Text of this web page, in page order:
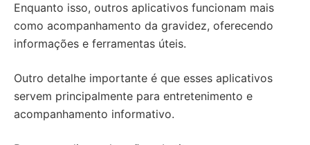
Enquanto isso, outros aplicativos funcionam mais
como acompanhamento da gravidez, oferecendo
informações e ferramentas úteis.
Outro detalhe importante é que esses aplicativos
servem principalmente para entretenimento e
acompanhamento informativo.